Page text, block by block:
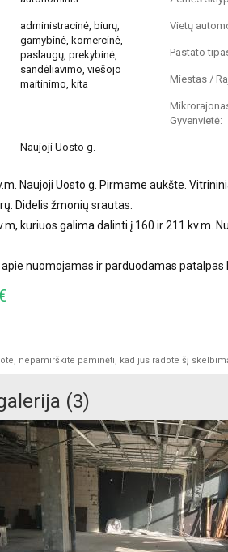
administracinė, biurų,
gamybinė, komercinė,
paslaugų, prekybinė,
sandėliavimo, viešojo
maitinimo, kita
Vietų
Pastato
Miestas /
Gyvenvietė:
Naujoji Uosto g.
Naujoji Uosto g. Pirmame aukšte.
Didelis žmonių srautas.
kuriuos galima dalinti į 160 ir 211 kv.m.
nuomojamas ir parduodamas patalpas
nepamirškite paminėti, kad jūs radote šį
(3)